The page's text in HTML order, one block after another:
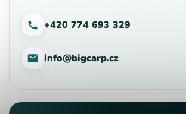
+420 774 693 329
info@bigcarp.cz